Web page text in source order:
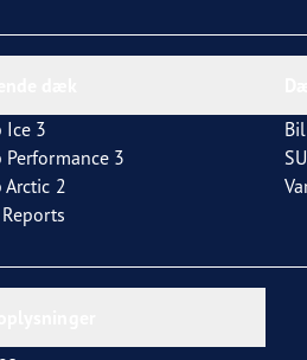
Ice 3
Performance 3
Arctic 2
Bil